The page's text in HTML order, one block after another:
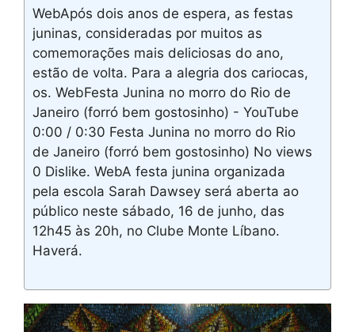
WebApós dois anos de espera, as festas
juninas, consideradas por muitos as
comemorações mais deliciosas do ano,
estão de volta. Para a alegria dos cariocas,
os. WebFesta Junina no morro do Rio de
Janeiro (forró bem gostosinho) - YouTube
0:00 / 0:30 Festa Junina no morro do Rio
de Janeiro (forró bem gostosinho) No views
0 Dislike. WebA festa junina organizada
pela escola Sarah Dawsey será aberta ao
público neste sábado, 16 de junho, das
12h45 às 20h, no Clube Monte Líbano.
Haverá.